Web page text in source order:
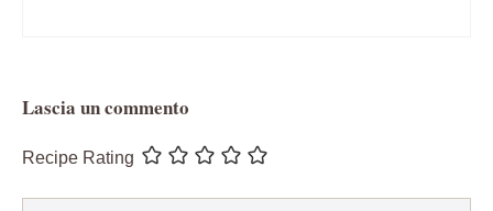
Lascia un commento
Recipe Rating